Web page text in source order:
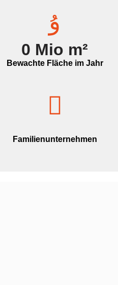
0 Mio m²
Bewachte Fläche im Jahr
Familienunternehmen